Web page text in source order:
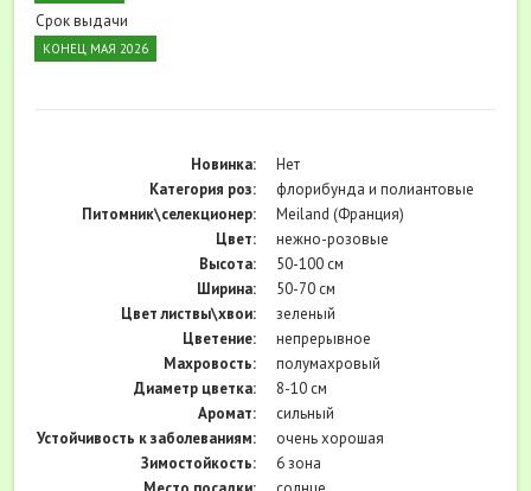
Срок выдачи
КОНЕЦ МАЯ 2026
Новинка:
Нет
Категория роз:
флорибунда и полиантовые
Питомник\селекционер:
Meiland (Франция)
Цвет:
нежно-розовые
Высота:
50-100 см
Ширина:
50-70 см
Цвет листвы\хвои:
зеленый
Цветение:
непрерывное
Махровость:
полумахровый
Диаметр цветка:
8-10 см
Аромат:
сильный
Устойчивость к заболеваниям:
очень хорошая
Зимостойкость:
6 зона